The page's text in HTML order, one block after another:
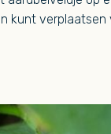
kunt verplaatsen